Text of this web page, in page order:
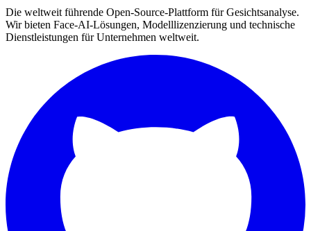
Die weltweit führende Open-Source-Plattform für Gesichtsanalyse.
Wir bieten Face-AI-Lösungen, Modelllizenzierung und technische
Dienstleistungen für Unternehmen weltweit.